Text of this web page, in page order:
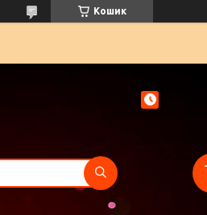
Кошик